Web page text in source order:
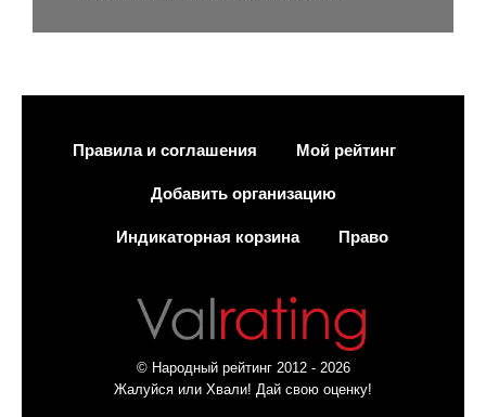
Правила и соглашения Мой рейтинг
Добавить организацию
Индикаторная корзина Право
© Народный рейтинг 2012 - 2026
Жалуйся или Хвали! Дай свою оценку!